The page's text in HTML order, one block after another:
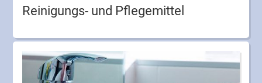
Reinigungs- und Pflegemittel